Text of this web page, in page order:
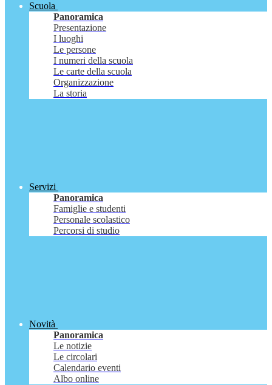
Scuola
Panoramica
Presentazione
I luoghi
Le persone
I numeri della scuola
Le carte della scuola
Organizzazione
La storia
Servizi
Panoramica
Famiglie e studenti
Personale scolastico
Percorsi di studio
Novità
Panoramica
Le notizie
Le circolari
Calendario eventi
Albo online